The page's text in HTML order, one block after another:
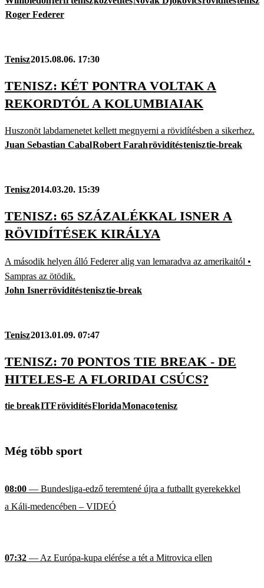
Roger Federer
Tenisz2015.08.06. 17:30
TENISZ: KÉT PONTRA VOLTAK A
REKORDTÓL A KOLUMBIAIAK
Huszonöt labdamenetet kellett megnyerni a rövidítésben a sikerhez.
Juan Sebastian CabalRobert Farahrövidítéstenisztie-break
Tenisz2014.03.20. 15:39
TENISZ: 65 SZÁZALÉKKAL ISNER A
RÖVIDÍTÉSEK KIRÁLYA
A második helyen álló Federer alig van lemaradva az amerikaitól •
Sampras az ötödik.
John Isnerrövidítéstenisztie-break
Tenisz2013.01.09. 07:47
TENISZ: 70 PONTOS TIE BREAK - DE
HITELES-E A FLORIDAI CSÚCS?
tie breakITFrövidítésFloridaMonacotenisz
Még több sport
08:00 — Bundesliga-edző teremtené újra a futballt gyerekekkel
a Káli-medencében – VIDEÓ
07:32 — Az Európa-kupa elérése a tét a Mitrovica ellen